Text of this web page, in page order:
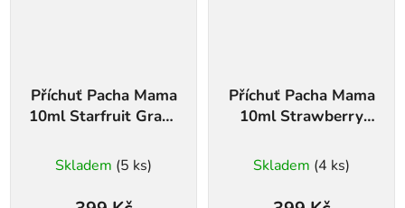
Příchuť Pacha Mama
10ml Starfruit Grape
Skladem (5 ks)
Příchuť Pacha Mama
10ml Strawberry
Skladem (4 ks)